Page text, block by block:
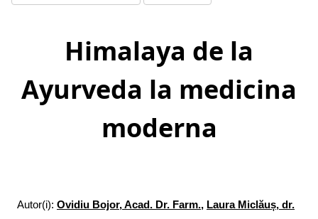
Himalaya de la
Ayurveda la medicina
moderna
Autor(i): Ovidiu Bojor, Acad. Dr. Farm., Laura Miclăuș, dr.